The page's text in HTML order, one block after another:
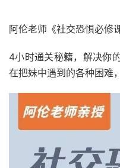
阿伦老师《社交恐惧必修
4小时通关秘籍，解决你
在把妹中遇到的各种困难